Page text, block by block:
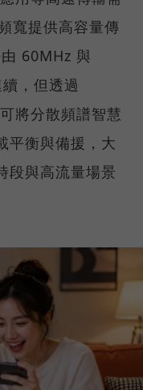
寬提供高容量傳
60MHz 與
，但透過
將分散頻譜智慧
平衡與備援，大
段與高流量場景